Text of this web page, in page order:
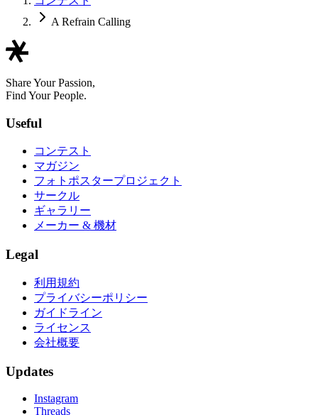
A Refrain Calling
Share Your Passion,
Find Your People.
Useful
コンテスト
マガジン
フォトポスタープロジェクト
サークル
ギャラリー
メーカー & 機材
Legal
利用規約
プライバシーポリシー
ガイドライン
ライセンス
会社概要
Updates
Instagram
Threads